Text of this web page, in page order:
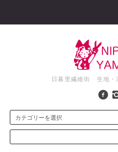
日暮里繊維街 生地・